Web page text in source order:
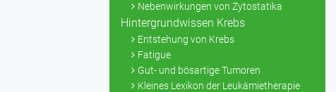
Nebenwirkungen von Zytostatika
Hintergrundwissen Krebs
Entstehung von Krebs
Fatigue
Gut- und bösartige Tumoren
Kleines Lexikon der Leukämietherapie